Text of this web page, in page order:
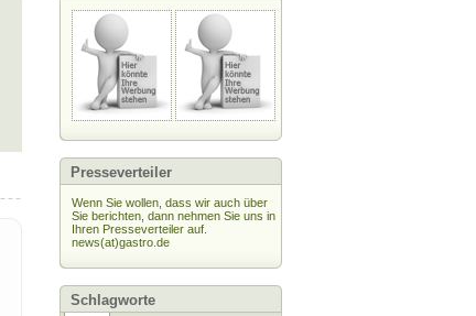
Presseverteiler
Wenn Sie wollen, dass wir auch über
Sie berichten, dann nehmen Sie uns in
Ihren Presseverteiler auf.
news(at)gastro.de
Schlagworte